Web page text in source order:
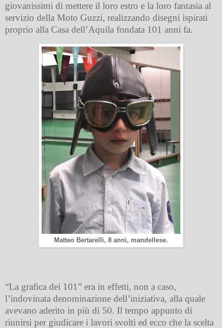
giovanissimi di mettere il loro estro e la loro fantasia al
servizio della Moto Guzzi, realizzando disegni ispirati
proprio alla Casa dell’Aquila fondata 101 anni fa.
Matteo Bertarelli, 8 anni, mandellese.
“La grafica dei 101” era in effetti, non a caso,
l’indovinata denominazione dell’iniziativa, alla quale
avevano aderito in più di 50. Il tempo appunto di
riunirsi per giudicare i lavori svolti ed ecco che la scelta